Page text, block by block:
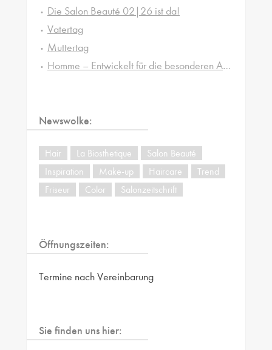
Die Salon Beauté 02|26 ist da!
Vatertag
Muttertag
Homme – Entwickelt für die besonderen Ansprüche von Männerhaut und -haar
Newswolke:
Hair La Biosthetique
Salon Beauté
Inspiration
Make-up Haircare
Trend
Friseur
Color Salonzeitschrift
Öffnungszeiten:
Termine nach Vereinbarung
Sie finden uns hier: